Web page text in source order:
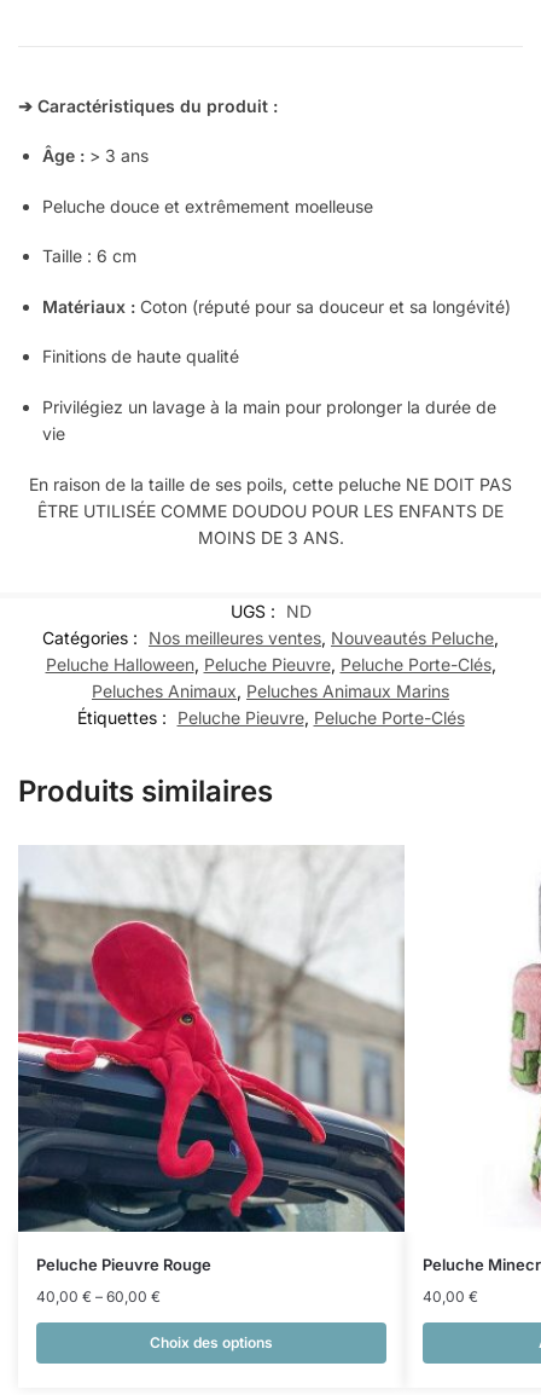
➔ Caractéristiques du produit :
Âge : > 3 ans
Peluche douce et extrêmement moelleuse
Taille : 6 cm
Matériaux : Coton (réputé pour sa douceur et sa longévité)
Finitions de haute qualité
Privilégiez un lavage à la main pour prolonger la durée de
vie
En raison de la taille de ses poils, cette peluche NE DOIT PAS
ÊTRE UTILISÉE COMME DOUDOU POUR LES ENFANTS DE
MOINS DE 3 ANS.
UGS :
ND
Catégories :
Nos meilleures ventes, Nouveautés Peluche,
Peluche Halloween, Peluche Pieuvre, Peluche Porte-Clés,
Peluches Animaux, Peluches Animaux Marins
Étiquettes :
Peluche Pieuvre, Peluche Porte-Clés
Produits similaires
Peluche Pieuvre Rouge
40,00 € – 60,00 €
Choix des options
Peluche
40,00 €